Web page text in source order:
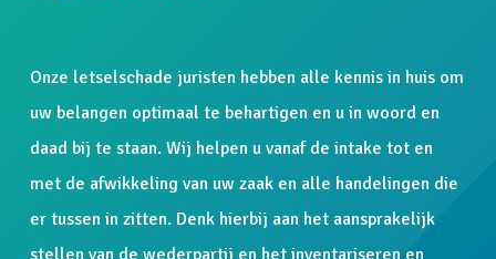
Onze letselschade juristen hebben alle kennis in huis om
uw belangen optimaal te behartigen en u in woord en
daad bij te staan. Wij helpen u vanaf de intake tot en
met de afwikkeling van uw zaak en alle handelingen die
er tussen in zitten. Denk hierbij aan het aansprakelijk
stellen van de wederpartij en het inventariseren en